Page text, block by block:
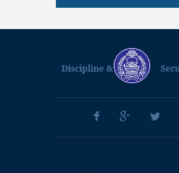
Discipline &